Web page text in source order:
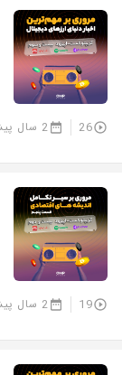
26 2 سال پیش
19 2 سال پیش